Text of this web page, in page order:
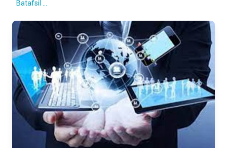
Batafsil ...